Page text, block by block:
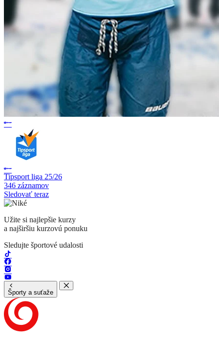
Tipsport liga 25/26
346 záznamov
Sledovať teraz
Užite si najlepšie kurzy
a najširšiu kurzovú ponuku
Sledujte športové udalosti
Športy a suťaže